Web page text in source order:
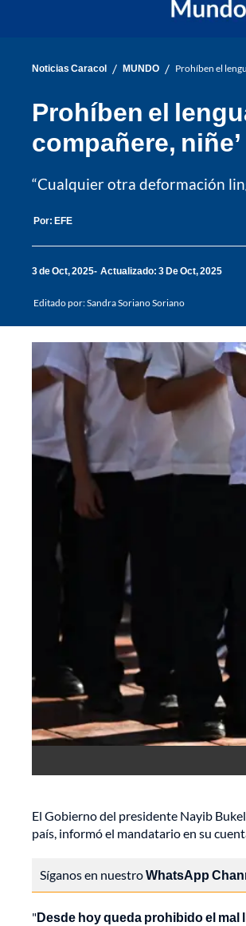
Noticias Caracol / MUNDO / Prohíben el
Prohíben el
compañere, niñe’
“Cualquier otra deformación
Por: EFE
3 de Oct, 2025 Actualizado: 3 De Oct, 2025
Editado por:Sandra Soriano Soriano
El Gobierno del presidente Nayib
país, informó el mandatario en su
Síganos en nuestroWhatsApp
"Desde hoy queda prohibido el